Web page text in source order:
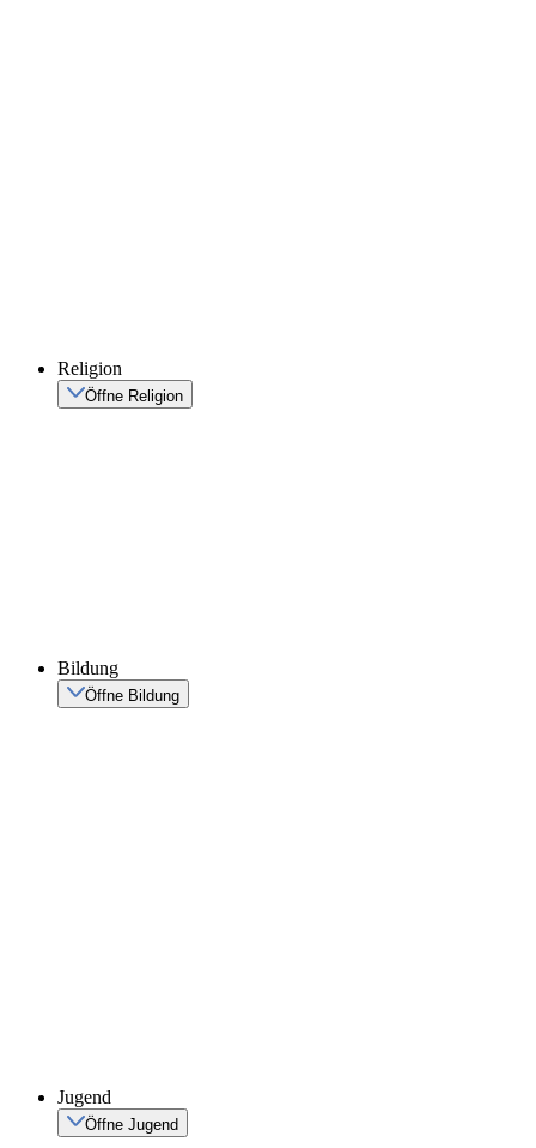
Religion
Öffne Religion
Bildung
Öffne Bildung
Jugend
Öffne Jugend